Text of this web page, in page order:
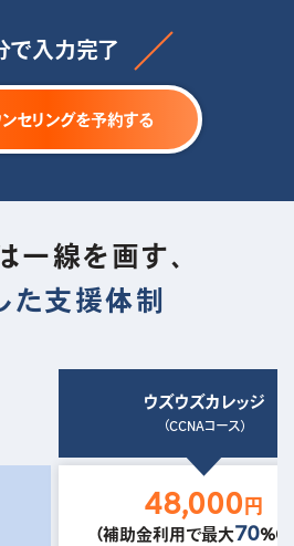
で入力完了
セリングを予約する
一線を画す、
た支援体制
ウズウズカレッジ
（CCNAコース）
48,000 円
（補助金利用で最大70